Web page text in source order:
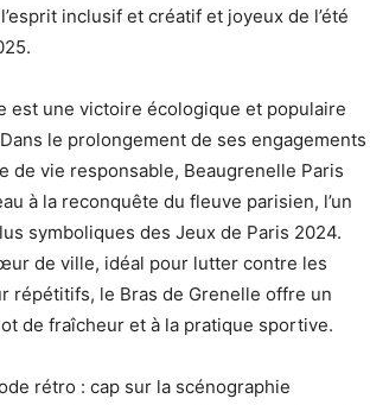
inclusif et créatif et joyeux de l’été
est une victoire écologique et populaire
le prolongement de ses engagements
de vie responsable, Beaugrenelle Paris
à la reconquête du fleuve parisien, l’un
symboliques des Jeux de Paris 2024.
de ville, idéal pour lutter contre les
répétitifs, le Bras de Grenelle offre un
de fraîcheur et à la pratique sportive.
rétro : cap sur la scénographie